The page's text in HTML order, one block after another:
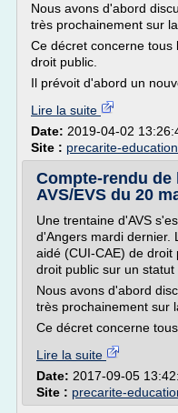
Nous avons d'abord
très prochainement sur la
Ce décret concerne tous
droit public.
Il prévoit d'abord un
Lire la suite
Date: 2019-04-02
Site : precarite-
Compte-rendu
AVS/EVS du 20
Une trentaine d'AVS
d'Angers mardi dernier.
aidé (CUI-CAE) de droit
droit public sur un statut
Nous avons d'abord
très prochainement sur
Ce décret concerne tous
Lire la suite
Date: 2017-09-05
Site : precarite-